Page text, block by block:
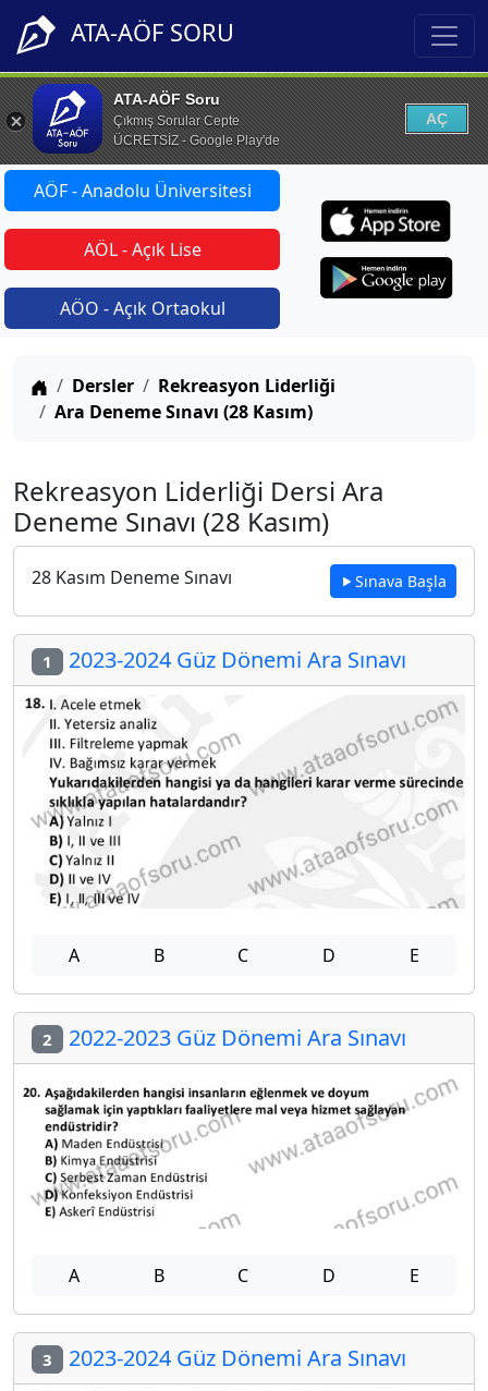
ATA-AÖF SORU
ATA-AÖF Soru
Çıkmış Sorular Cepte
ÜCRETSİZ - Google Play'de
AÇ
AÖF - Anadolu Üniversitesi
AÖL - Açık Lise
AÖO - Açık Ortaokul
Anasayfa
Dersler
Rekreasyon Liderliği
Ara Deneme Sınavı (28 Kasım)
Rekreasyon Liderliği Dersi Ara
Deneme Sınavı (28 Kasım)
28 Kasım Deneme Sınavı Sınava Başla
1 2023-2024 Güz Dönemi Ara Sınavı
A B C D E
2 2022-2023 Güz Dönemi Ara Sınavı
A B C D E
3 2023-2024 Güz Dönemi Ara Sınavı